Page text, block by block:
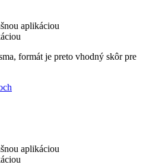
aplikáciou
formát je preto vhodný skôr pre
aplikáciou